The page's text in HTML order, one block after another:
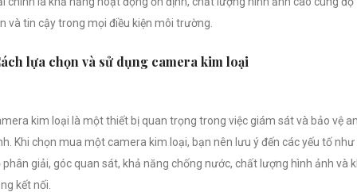
và tin cậy trong mọi điều kiện môi trường.
lựa chọn và sử dụng camera kim loại
kim loại là một thiết bị quan trọng trong việc giám sát và bảo vệ
Khi chọn mua một camera kim loại, bạn nên lưu ý đến các yếu tố như
phân giải, góc quan sát, khả năng chống nước, chất lượng hình ảnh và
kết nối.